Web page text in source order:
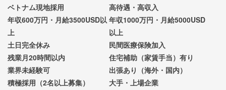
ベトナム現地採用
高待遇・高収入
年収600万円・月給3500USD以
上
年収1000万円・月給5000USD
以上
土日完全休み
民間医療保険加入
残業月20時間以内
住宅補助（家賃手当）有り
業界未経験可
出張あり（海外・国内）
積極採用（2名以上募集）
大手・上場企業